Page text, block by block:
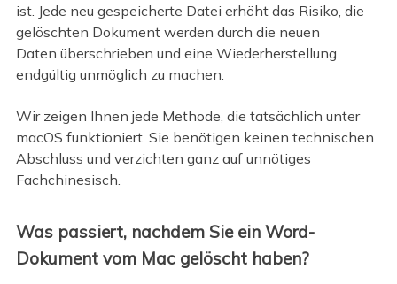
ist. Jede neu gespeicherte Datei erhöht das Risiko, die
gelöschten Dokument werden durch die neuen
Daten überschrieben und eine Wiederherstellung
endgültig unmöglich zu machen.
Wir zeigen Ihnen jede Methode, die tatsächlich unter
macOS funktioniert. Sie benötigen keinen technischen
Abschluss und verzichten ganz auf unnötiges
Fachchinesisch.
Was passiert, nachdem Sie ein Word-
Dokument vom Mac gelöscht haben?